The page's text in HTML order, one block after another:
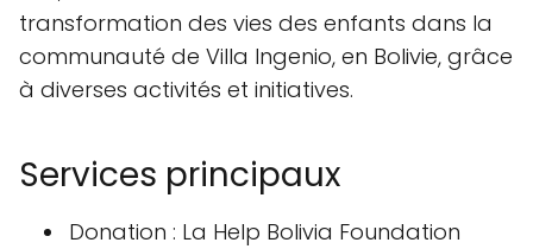
transformation des vies des enfants dans la
communauté de Villa Ingenio, en Bolivie, grâce
à diverses activités et initiatives.
Services principaux
Donation : La Help Bolivia Foundation